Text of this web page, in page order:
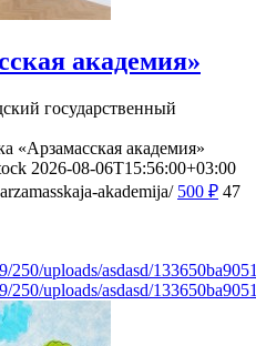
академия»
государственный
«Арзамасская академия»
2026-08-06T15:56:00+03:00
akademija/ 500 ₽ 47
250/uploads/asdasd/
250/uploads/asdasd/